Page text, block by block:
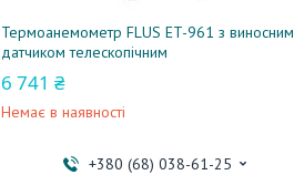
Термоанемометр FLUS ET-961 з виносним
датчиком телескопічним
6 741 ₴
Немає в наявності
+380 (68) 038-61-25